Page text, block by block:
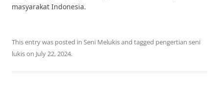
masyarakat Indonesia.
This entry was posted in Seni Melukisand tagged pengertian seni
lukison July 22, 2024.